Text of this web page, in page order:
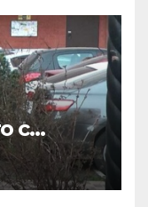
с
и с